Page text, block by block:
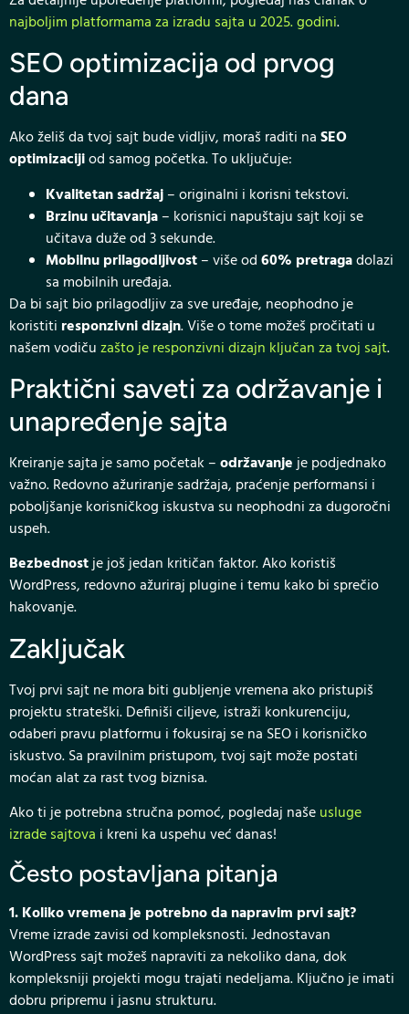
najboljim platformama za izradu sajta u 2025. godini.
SEO optimizacija od prvog
dana
Ako želiš da tvoj sajt bude vidljiv, moraš raditi naSEO
optimizacijiod samog početka. To uključuje:
Kvalitetan sadržaj– originalni i korisni tekstovi.
Brzinu učitavanja– korisnici napuštaju sajt koji se
učitava duže od 3 sekunde.
Mobilnu prilagodljivost– više od60% pretragadolazi
sa mobilnih uređaja.
Da bi sajt bio prilagodljiv za sve uređaje, neophodno je
koristiti responzivni dizajn. Više o tome možeš pročitati u
našem vodičuzašto je responzivni dizajn ključan za tvoj sajt.
Praktični saveti za održavanje i
unapređenje sajta
Kreiranje sajta je samo početak –održavanjeje podjednako
važno. Redovno ažuriranje sadržaja, praćenje performansi i
poboljšanje korisničkog iskustva su neophodni za dugoročni
uspeh.
Bezbednostje još jedan kritičan faktor. Ako koristiš
WordPress, redovno ažuriraj plugine i temu kako bi sprečio
hakovanje.
Zaključak
Tvoj prvi sajt ne mora biti gubljenje vremena ako pristupiš
projektu strateški. Definiši ciljeve, istraži konkurenciju,
odaberi pravu platformu i fokusiraj se na SEO i korisničko
iskustvo. Sa pravilnim pristupom, tvoj sajt može postati
moćan alat za rast tvog biznisa.
Ako ti je potrebna stručna pomoć, pogledaj našeusluge
izrade sajtova i kreni ka uspehu već danas!
Često postavljana pitanja
1. Koliko vremena je potrebno da napravim prvi sajt?
Vreme izrade zavisi od kompleksnosti. Jednostavan
WordPress sajt možeš napraviti za nekoliko dana, dok
kompleksniji projekti mogu trajati nedeljama. Ključno je imati
dobru pripremu i jasnu strukturu.